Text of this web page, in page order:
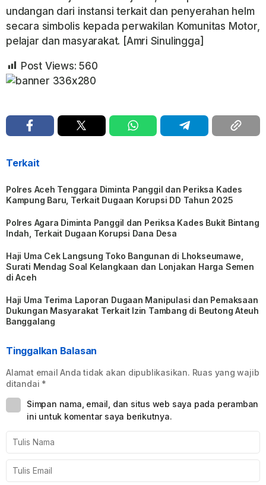
undangan dari instansi terkait dan penyerahan helm
secara simbolis kepada perwakilan Komunitas Motor,
pelajar dan masyarakat. [Amri Sinulingga]
Post Views: 560
Terkait
Polres Aceh Tenggara Diminta Panggil dan Periksa Kades
Kampung Baru, Terkait Dugaan Korupsi DD Tahun 2025
Polres Agara Diminta Panggil dan Periksa Kades Bukit Bintang
Indah, Terkait Dugaan Korupsi Dana Desa
Haji Uma Cek Langsung Toko Bangunan di Lhokseumawe,
Surati Mendag Soal Kelangkaan dan Lonjakan Harga Semen
di Aceh
Haji Uma Terima Laporan Dugaan Manipulasi dan Pemaksaan
Dukungan Masyarakat Terkait Izin Tambang di Beutong Ateuh
Banggalang
Tinggalkan Balasan
Alamat email Anda tidak akan dipublikasikan. Ruas yang wajib
ditandai *
Simpan nama, email, dan situs web saya pada peramban
ini untuk komentar saya berikutnya.